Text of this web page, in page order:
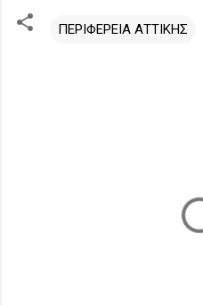
ΠΕΡΙΦΕΡΕΙΑ ΑΤΤΙΚΗΣ